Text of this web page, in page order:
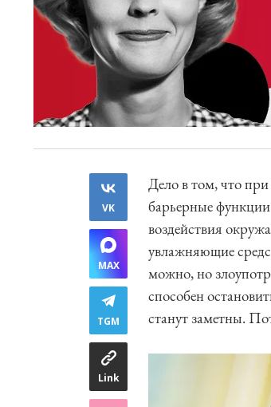
VK
MAX
TGM
Link
Дело в том, что
барьерные
воздействия
увлажняющие
можно, но
способен
станут заметны.